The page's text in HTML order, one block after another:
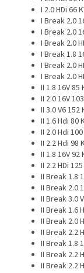
I 2.0 HDi 66
I Break 2.0
I Break 2.0
I Break 2.0
I Break 1.8
I Break 2.0
I Break 2.0
II 1.8 16V 85
II 2.0 16V
II 3.0 V6 152
II 1.6 Hdi 80
II 2.0 Hdi
II 2.2 Hdi 98
II 1.8 16V 92
II 2.2 HDi
II Break 1.8
II Break 2.0
II Break 3.0
II Break 1.6
II Break 2.0
II Break 2.2
II Break 1.8
II Break 2.2
II Break 2.2